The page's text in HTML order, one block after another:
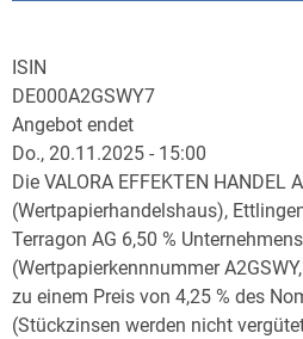
ISIN
DE000A2GSWY7
Angebot endet
Do., 20.11.2025 - 15:00
Die VALORA EFFEKTEN HANDEL
(Wertpapierhandelshaus),
Terragon AG 6,50 %
(Wertpapierkennnummer
zu einem Preis von 4,25 % des
(Stückzinsen werden nicht